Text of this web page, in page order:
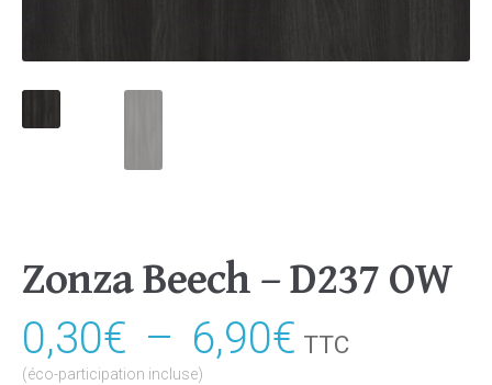
Zonza Beech – D237 OW
0,30€ – 6,90€Plage
TTC
(éco-participation incluse)